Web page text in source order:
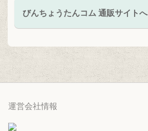
びんちょうたんコム 通販サイトへ
運営会社情報